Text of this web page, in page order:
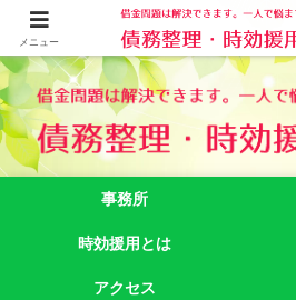
借金問題でお悩みなら司法書士法人御苑総合
新宿区新宿二丁目５番１号アルテビル
事務所
時効援用とは
アクセス
メニュー